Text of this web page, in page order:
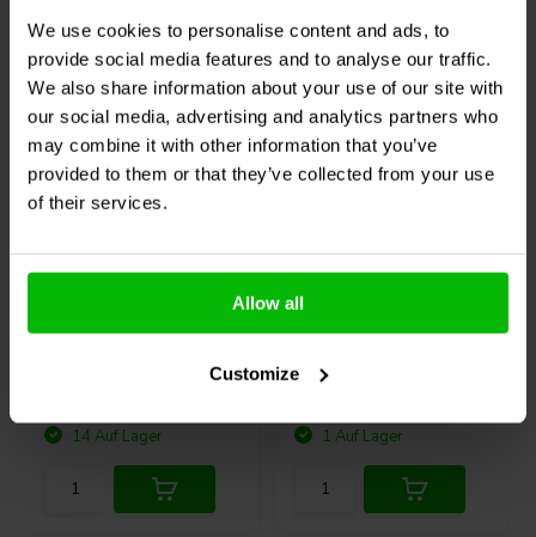
We use cookies to personalise content and ads, to
provide social media features and to analyse our traffic.
We also share information about your use of our site with
our social media, advertising and analytics partners who
may combine it with other information that you’ve
provided to them or that they’ve collected from your use
of their services.
Allow all
Customize
Was ist in der Box?
1x1ET400A Verstärkermodul
1x Stereo-Front-End-Modul FE01
1x Stromversorgungskabel-Set
Andere Kunden kauften auch
Dayton AudioKPX-
14 Auf Lager
Sure ElectronicsMB-
klantbeoordelingen
1 Auf Lager